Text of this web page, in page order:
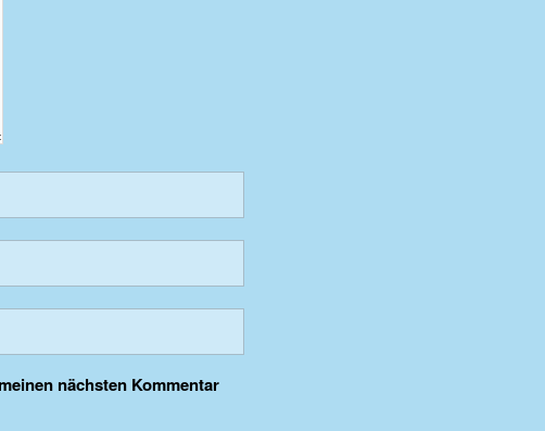
nächsten Kommentar